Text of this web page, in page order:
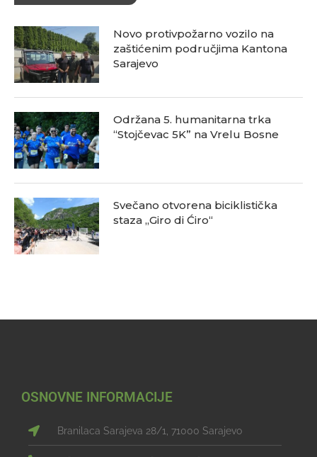
Novo protivpožarno vozilo na
zaštićenim područjima Kantona
Sarajevo
Održana 5. humanitarna trka
“Stojčevac 5K” na Vrelu Bosne
Svečano otvorena biciklistička
staza „Giro di Ćiro“
OSNOVNE INFORMACIJE
Branilaca Sarajeva 28/1, 71000 Sarajevo